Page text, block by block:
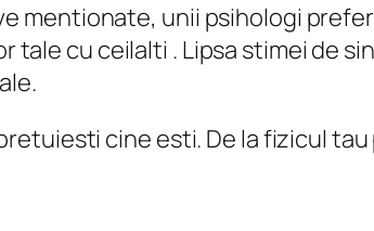
mentionate, unii psihologi
cu ceilalti . Lipsa stimei de
cine esti. De la fizicul